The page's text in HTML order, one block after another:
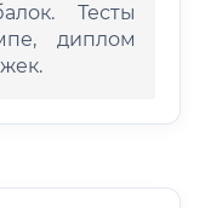
Тесты
диплом